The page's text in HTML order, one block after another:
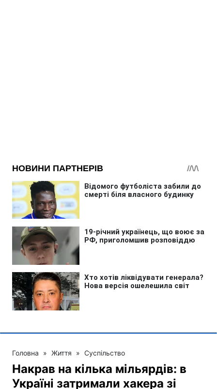
Головна » Життя » Суспільство
Накрав на кілька мільярдів: в
Україні затримали хакера зі